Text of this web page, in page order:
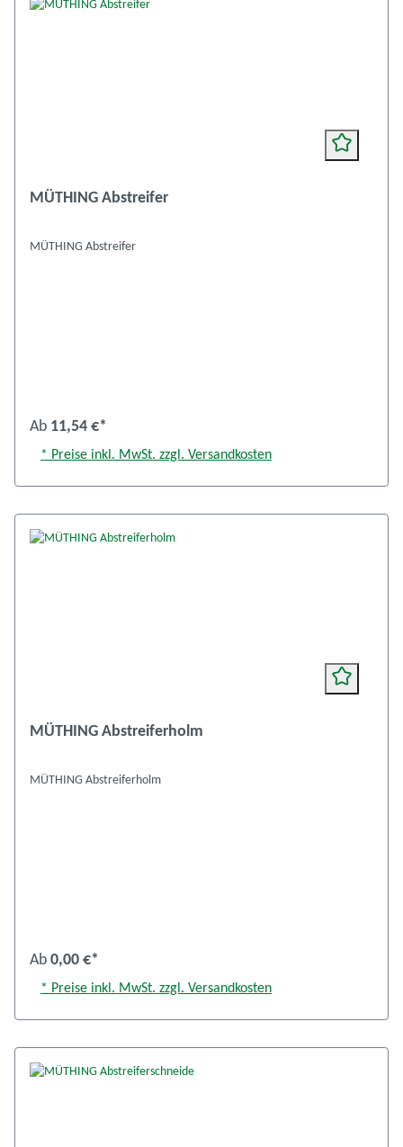
MÜTHING Abstreifer
MÜTHING Abstreifer
Ab 11,54 €*
* Preise inkl. MwSt. zzgl. Versandkosten
MÜTHING Abstreiferholm
MÜTHING Abstreiferholm
Ab 0,00 €*
* Preise inkl. MwSt. zzgl. Versandkosten